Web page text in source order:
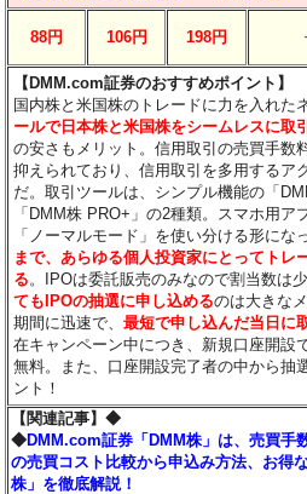
88円 106円 198円
【DMM.com証券のおすすめポイント】
国内株と米国株のトレードに力を入れた
ールで日本株と米国株をシームレスに取
の安さもメリット。信用取引の売買手数
抑えられており、信用取引を多用するア
だ。取引ツールは、シンプル機能の「
「DMM株 PRO+」の2種類。スマホ用ア
「ノーマルモード」を使い分ける形にな
まで、あらゆる個人投資家にとってトレ
る 。IPOは委託販売のみなので割当数は少
てもIPOの抽選に申し込めるのは大きな
期間に迅速で、最短で申し込んだ当日に
在キャンペーン中につき、新規口座開設
無料。また、口座開設完了者の中から抽
ント！
【関連記事】◆
◆DMM.com証券「DMM株」は、売買手
の売買コスト比較から申込み方法、お得
株」を徹底解説！